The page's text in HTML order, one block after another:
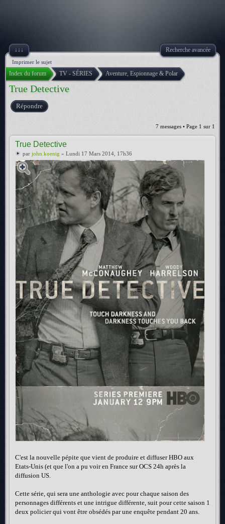
↓↓↓ Recherche avancée
Imprimer le sujet
Index du forum TV - SÉRIES Aventure, Espionnage & Polar
True Detective
Répondre
7 messages • Page 1 sur 1
True Detective
par john.koenig » Lundi 17 Mars 2014, 17h36
C'est la nouvelle pépite que vient de produire et diffuser HBO aux
Etats-Unis (et que l'on a pu voir en France sur OCS 24h après la
diffusion US.
Cette série, qui sera une anthologie avec pour chaque saison des
personnages différents et une intrigue différente, suit pour cette saison 1
deux policier qui vont être obsédés par une enquête pendant 20 ans.